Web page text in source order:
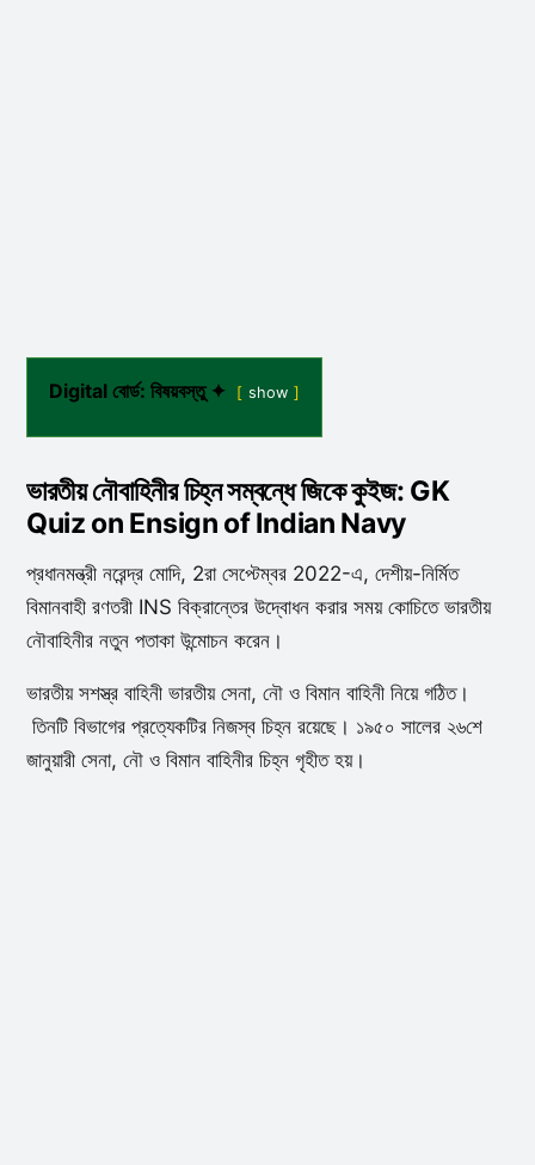
Digital বোর্ড: বিষয়বস্তু ✦ show
ভারতীয় নৌবাহিনীর চিহ্ন সম্বন্ধে জিকে কুইজ: GK
Quiz on Ensign of Indian Navy
প্রধানমন্ত্রী নরেন্দ্র মোদি, 2রা সেপ্টেম্বর 2022-এ, দেশীয়-নির্মিত
বিমানবাহী রণতরী INS বিক্রান্তের উদ্বোধন করার সময় কোচিতে ভারতীয়
নৌবাহিনীর নতুন পতাকা উন্মোচন করেন।
ভারতীয় সশস্ত্র বাহিনী ভারতীয় সেনা, নৌ ও বিমান বাহিনী নিয়ে গঠিত।
তিনটি বিভাগের প্রত্যেকটির নিজস্ব চিহ্ন রয়েছে। ১৯৫০ সালের ২৬শে
জানুয়ারী সেনা, নৌ ও বিমান বাহিনীর চিহ্ন গৃহীত হয়।